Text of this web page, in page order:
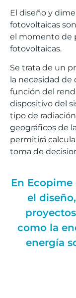
El diseño y
fotovoltaicas
el momento de
fotovoltaicas.
Se trata de un
la necesidad de
función del
dispositivo del
tipo de
geográficos de
permitirá
toma de
En Ecopime
el
como la
energía